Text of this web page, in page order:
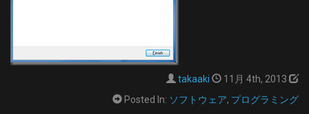
takaaki
11月 4th, 2013
Posted In: ソフトウェア, プログラミング